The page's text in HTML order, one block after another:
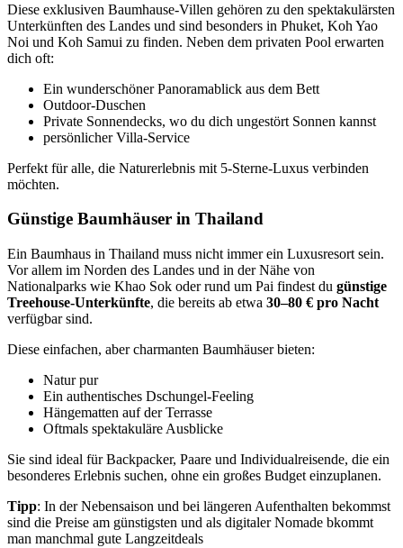
Diese exklusiven Baumhause-Villen gehören zu den spektakulärsten
Unterkünften des Landes und sind besonders in Phuket, Koh Yao
Noi und Koh Samui zu finden. Neben dem privaten Pool erwarten
dich oft:
Ein wunderschöner Panoramablick aus dem Bett
Outdoor-Duschen
Private Sonnendecks, wo du dich ungestört Sonnen kannst
persönlicher Villa-Service
Perfekt für alle, die Naturerlebnis mit 5-Sterne-Luxus verbinden
möchten.
Günstige Baumhäuser in Thailand
Ein Baumhaus in Thailand muss nicht immer ein Luxusresort sein.
Vor allem im Norden des Landes und in der Nähe von
Nationalparks wie Khao Sok oder rund um Pai findest du günstige
Treehouse-Unterkünfte, die bereits ab etwa 30–80 € pro Nacht
verfügbar sind.
Diese einfachen, aber charmanten Baumhäuser bieten:
Natur pur
Ein authentisches Dschungel-Feeling
Hängematten auf der Terrasse
Oftmals spektakuläre Ausblicke
Sie sind ideal für Backpacker, Paare und Individualreisende, die ein
besonderes Erlebnis suchen, ohne ein großes Budget einzuplanen.
Tipp: In der Nebensaison und bei längeren Aufenthalten bekommst
sind die Preise am günstigsten und als digitaler Nomade bkommt
man manchmal gute Langzeitdeals